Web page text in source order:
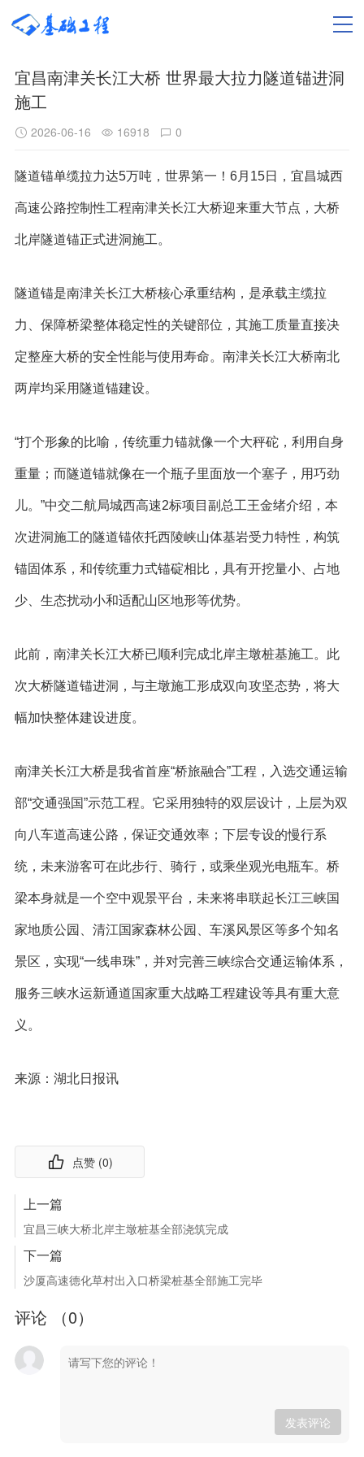
宜昌南津关长江大桥 世界最大拉力隧道锚进洞
施工
2026-06-16 16918 0
隧道锚单缆拉力达5万吨，世界第一！6月15日，宜昌城西
高速公路控制性工程南津关长江大桥迎来重大节点，大桥
北岸隧道锚正式进洞施工。
隧道锚是南津关长江大桥核心承重结构，是承载主缆拉
力、保障桥梁整体稳定性的关键部位，其施工质量直接决
定整座大桥的安全性能与使用寿命。南津关长江大桥南北
两岸均采用隧道锚建设。
“打个形象的比喻，传统重力锚就像一个大秤砣，利用自身
重量；而隧道锚就像在一个瓶子里面放一个塞子，用巧劲
儿。”中交二航局城西高速2标项目副总工王金绪介绍，本
次进洞施工的隧道锚依托西陵峡山体基岩受力特性，构筑
锚固体系，和传统重力式锚碇相比，具有开挖量小、占地
少、生态扰动小和适配山区地形等优势。
此前，南津关长江大桥已顺利完成北岸主墩桩基施工。此
次大桥隧道锚进洞，与主墩施工形成双向攻坚态势，将大
幅加快整体建设进度。
南津关长江大桥是我省首座“桥旅融合”工程，入选交通运输
部“交通强国”示范工程。它采用独特的双层设计，上层为双
向八车道高速公路，保证交通效率；下层专设的慢行系
统，未来游客可在此步行、骑行，或乘坐观光电瓶车。桥
梁本身就是一个空中观景平台，未来将串联起长江三峡国
家地质公园、清江国家森林公园、车溪风景区等多个知名
景区，实现“一线串珠”，并对完善三峡综合交通运输体系，
服务三峡水运新通道国家重大战略工程建设等具有重大意
义。
来源：湖北日报讯
点赞 (0)
上一篇
宜昌三峡大桥北岸主墩桩基全部浇筑完成
下一篇
沙厦高速德化草村出入口桥梁桩基全部施工完毕
评论 （0）
发表评论